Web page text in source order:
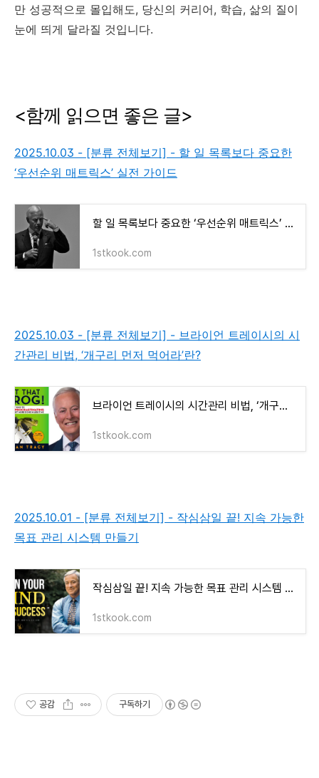
만 성공적으로 몰입해도, 당신의 커리어, 학습, 삶의 질이
눈에 띄게 달라질 것입니다.
<함께 읽으면 좋은 글>
2025.10.03 - [분류 전체보기] - 할 일 목록보다 중요한
‘우선순위 매트릭스’ 실전 가이드
할 일 목록보다 중요한 ‘우선순위 매트릭스’ 실전 가이드
1stkook.com
2025.10.03 - [분류 전체보기] - 브라이언 트레이시의 시
간관리 비법, ‘개구리 먼저 먹어라’란?
브라이언 트레이시의 시간관리 비법, ‘개구리 먼저 먹어라’란?
1stkook.com
2025.10.01 - [분류 전체보기] - 작심삼일 끝! 지속 가능한
목표 관리 시스템 만들기
작심삼일 끝! 지속 가능한 목표 관리 시스템 만들기
1stkook.com
공감 구독하기